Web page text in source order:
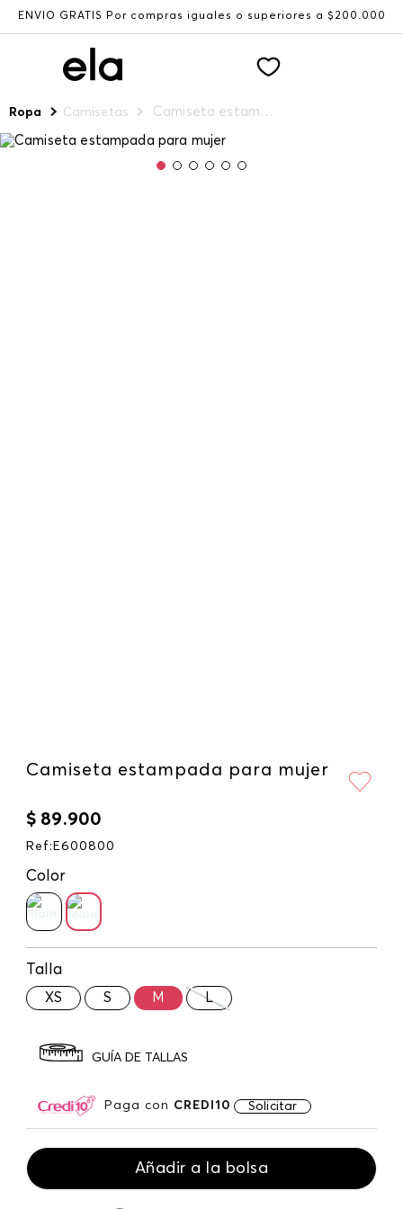
ENVÍO GRATIS Por compras iguales o superiores a $200.000
Ropa Camisetas Camiseta estampada para mujer
Camiseta estampada para mujer
$ 89.900
Ref : E600800
Color
Talla
XS S M L
GUÍA DE TALLAS
Paga con CREDI10 Solicitar
Añadir a la bolsa